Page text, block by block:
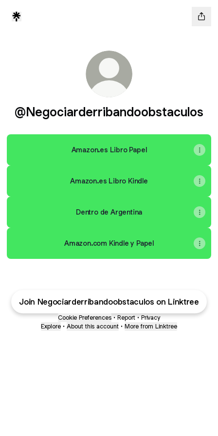
@Negociarderribandoobstaculos
Amazon.es Libro Papel
Amazon.es Libro Kindle
Dentro de Argentina
Amazon.com Kindle y Papel
Join Negociarderribandoobstaculos on Linktree
Cookie Preferences • Report • Privacy
Explore • About this account • More from Linktree